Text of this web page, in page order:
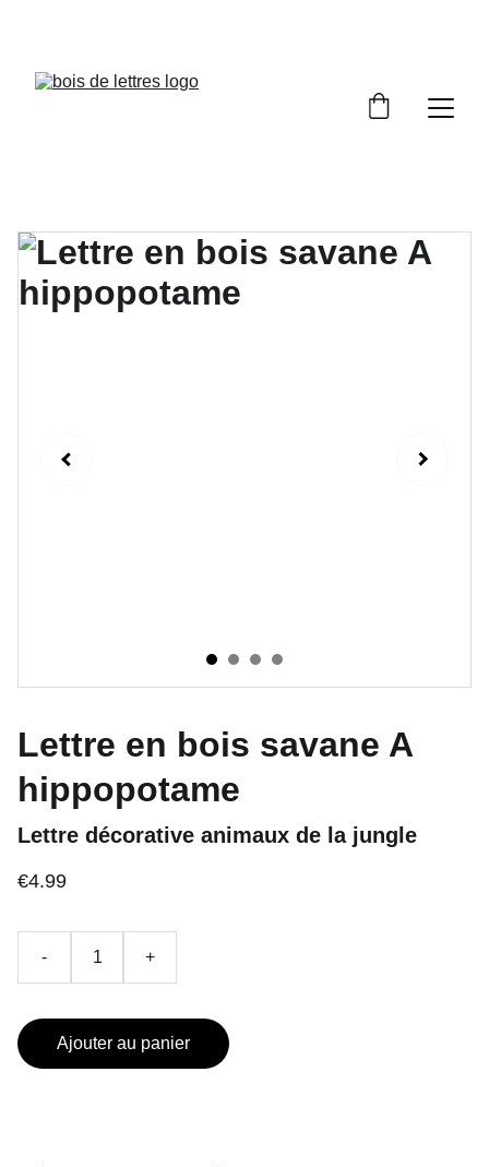
Lettre en bois savane A
hippopotame
Lettre décorative animaux de la jungle
€4.99
- +
Ajouter au panier